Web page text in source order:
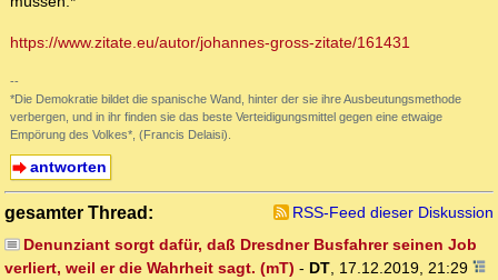
https://www.zitate.eu/autor/johannes-gross-zitate/161431
--
*Die Demokratie bildet die spanische Wand, hinter der sie ihre Ausbeutungsmethode
verbergen, und in ihr finden sie das beste Verteidigungsmittel gegen eine etwaige
Empörung des Volkes*, (Francis Delaisi).
antworten
gesamter Thread:
RSS-Feed dieser Diskussion
Denunziant sorgt dafür, daß Dresdner Busfahrer seinen Job
verliert, weil er die Wahrheit sagt. (mT) - DT, 17.12.2019, 21:29